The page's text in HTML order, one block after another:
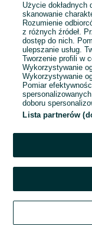
Użycie
skanowanie
Rozumienie
z różnych źródeł.
dostęp do nich.
ulepszanie usług.
Tworzenie profili w
Wykorzystywanie
Wykorzystywanie
Pomiar
doboru
Lista partnerów